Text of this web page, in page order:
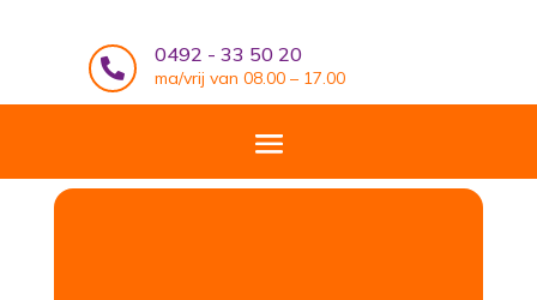

0492 - 33 50 20
ma/vrij van 08.00 – 17.00